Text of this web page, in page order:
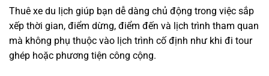
Thuê xe du lịch giúp bạn dễ dàng chủ động trong việc sắp
xếp thời gian, điểm dừng, điểm đến và lịch trình tham quan
mà không phụ thuộc vào lịch trình cố định như khi đi tour
ghép hoặc phương tiện công cộng.